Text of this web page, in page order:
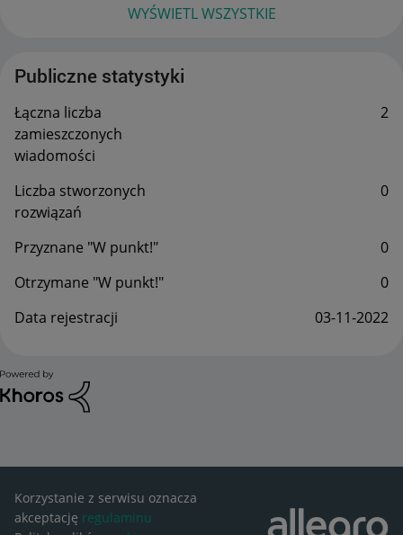
WYŚWIETL WSZYSTKIE
Publiczne statystyki
Łączna liczba
zamieszczonych
wiadomości
2
Liczba stworzonych
rozwiązań
0
Przyznane "W punkt!"
0
Otrzymane "W punkt!"
0
Data rejestracji
‎03-11-2022
Korzystanie z serwisu oznacza
akceptację regulaminu